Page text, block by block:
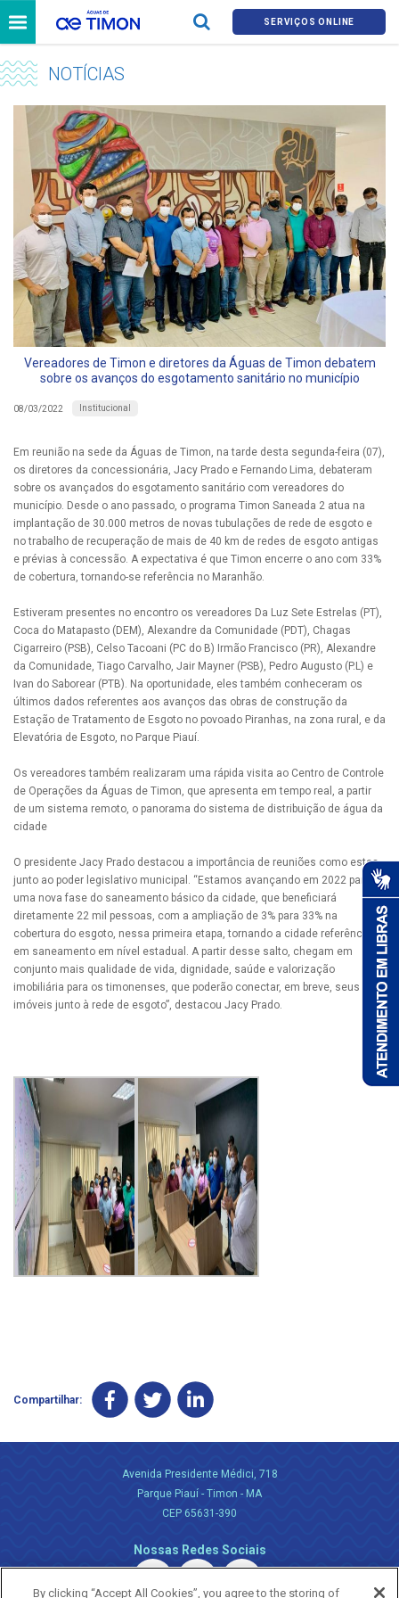
SERVIÇOS ONLINE
NOTÍCIAS
Vereadores de Timon e diretores da Águas de Timon debatem
sobre os avanços do esgotamento sanitário no município
08/03/2022 Institucional
Em reunião na sede da Águas de Timon, na tarde desta segunda-feira (07),
os diretores da concessionária, Jacy Prado e Fernando Lima, debateram
sobre os avançados do esgotamento sanitário com vereadores do
município. Desde o ano passado, o programa Timon Saneada 2 atua na
implantação de 30.000 metros de novas tubulações de rede de esgoto e
no trabalho de recuperação de mais de 40 km de redes de esgoto antigas
e prévias à concessão. A expectativa é que Timon encerre o ano com 33%
de cobertura, tornando-se referência no Maranhão.
Estiveram presentes no encontro os vereadores Da Luz Sete Estrelas (PT),
Coca do Matapasto (DEM), Alexandre da Comunidade (PDT), Chagas
Cigarreiro (PSB), Celso Tacoani (PC do B) Irmão Francisco (PR), Alexandre
da Comunidade, Tiago Carvalho, Jair Mayner (PSB), Pedro Augusto (P.L) e
Ivan do Saborear (PTB). Na oportunidade, eles também conheceram os
últimos dados referentes aos avanços das obras de construção da
Estação de Tratamento de Esgoto no povoado Piranhas, na zona rural, e da
Elevatória de Esgoto, no Parque Piauí.
Os vereadores também realizaram uma rápida visita ao Centro de Controle
de Operações da Águas de Timon, que apresenta em tempo real, a partir
de um sistema remoto, o panorama do sistema de distribuição de água da
cidade
O presidente Jacy Prado destacou a importância de reuniões como estas
junto ao poder legislativo municipal. “Estamos avançando em 2022 para
uma nova fase do saneamento básico da cidade, que beneficiará
diretamente 22 mil pessoas, com a ampliação de 3% para 33% na
cobertura do esgoto, nessa primeira etapa, tornando a cidade referência
em saneamento em nível estadual. A partir desse salto, chegam em
conjunto mais qualidade de vida, dignidade, saúde e valorização
imobiliária para os timonenses, que poderão conectar, em breve, seus
imóveis junto à rede de esgoto”, destacou Jacy Prado.
Compartilhar:
Avenida Presidente Médici, 718
Parque Piauí - Timon - MA
CEP 65631-390
Nossas Redes Sociais
By clicking “Accept All Cookies”, you agree to the storing of